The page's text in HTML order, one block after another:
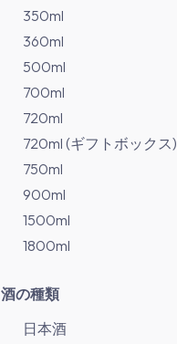
350ml
360ml
500ml
700ml
720ml
720ml (ギフトボックス)
750ml
900ml
1500ml
1800ml
酒の種類
日本酒